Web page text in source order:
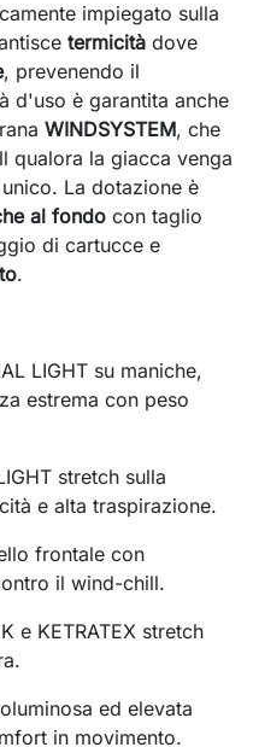
impiegato sulla
termicità dove
, prevenendo il
d'uso è garantita anche
WINDSYSTEM, che
qualora la giacca venga
La dotazione è
al fondo con taglio
di cartucce e
.
LIGHT su maniche,
estrema con peso
stretch sulla
e alta traspirazione.
frontale con
il wind-chill.
e KETRATEX stretch
ed elevata
in movimento.